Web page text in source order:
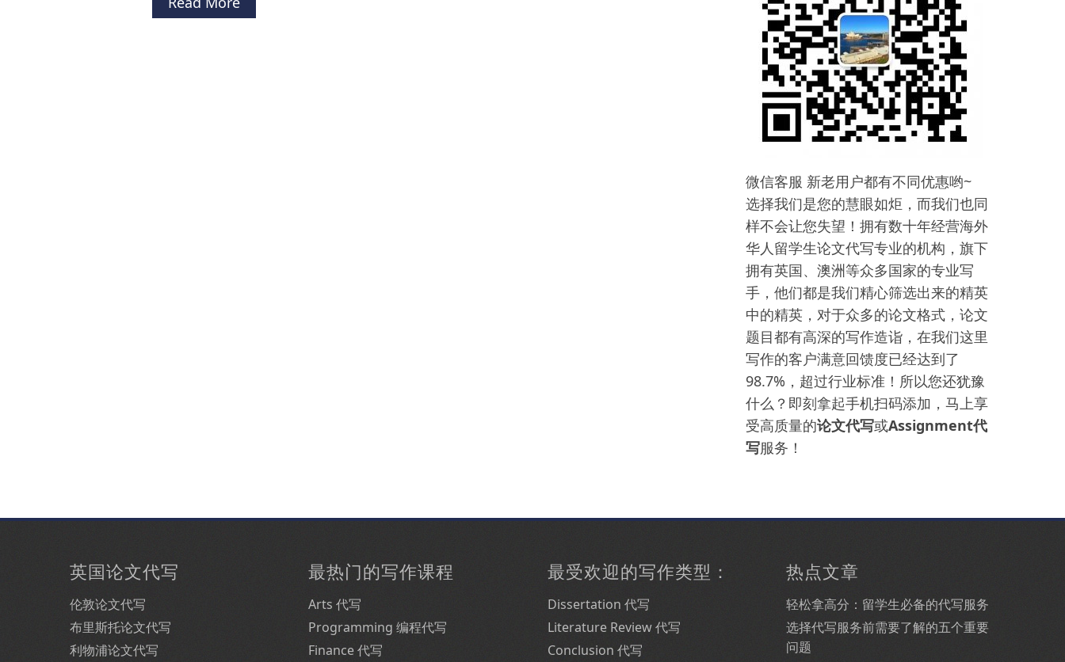
微信客服 新老用户都有不同优惠哟~
选择我们是您的慧眼如炬，而我们也同
样不会让您失望！拥有数十年经营海外
华人留学生论文代写专业的机构，旗下
拥有英国、澳洲等众多国家的专业写
手，他们都是我们精心筛选出来的精英
中的精英，对于众多的论文格式，论文
题目都有高深的写作造诣，在我们这里
写作的客户满意回馈度已经达到了
98.7%，超过行业标准！所以您还犹豫
什么？即刻拿起手机扫码添加，马上享
受高质量的论文代写或Assignment代
写服务！
英国论文代写
伦敦论文代写
布里斯托论文代写
利物浦论文代写
最热门的写作课程
Arts 代写
Programming 编程代写
Finance 代写
最受欢迎的写作类型：
Dissertation 代写
Literature Review 代写
Conclusion 代写
热点文章
轻松拿高分：留学生必备的代写服务
选择代写服务前需要了解的五个重要
问题